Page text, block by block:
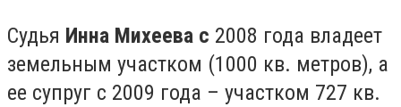
Судья Инна Михеева с 2008 года владеет
земельным участком (1000 кв. метров), а
ее супруг с 2009 года – участком 727 кв.